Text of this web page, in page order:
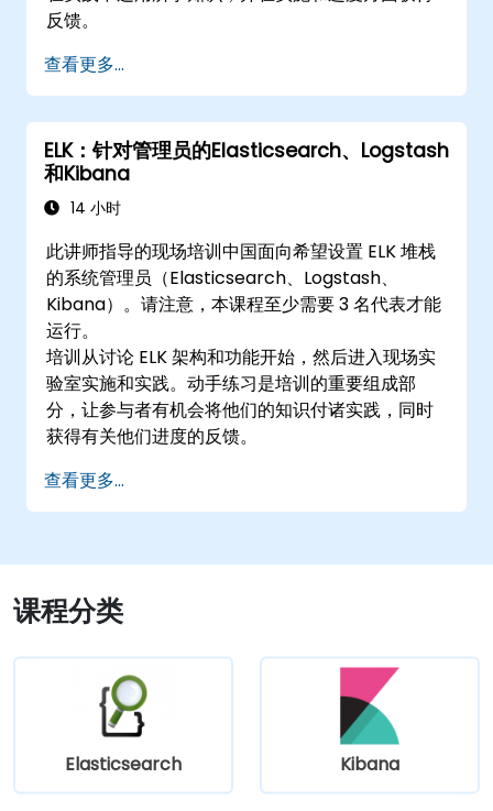
反馈。
查看更多...
ELK：针对管理员的Elasticsearch、Logstash
和Kibana
14 小时
此讲师指导的现场培训中国面向希望设置 ELK 堆栈
的系统管理员（Elasticsearch、Logstash、
Kibana）。请注意，本课程至少需要 3 名代表才能
运行。
培训从讨论 ELK 架构和功能开始，然后进入现场实
验室实施和实践。动手练习是培训的重要组成部
分，让参与者有机会将他们的知识付诸实践，同时
获得有关他们进度的反馈。
查看更多...
课程分类
Elasticsearch Kibana